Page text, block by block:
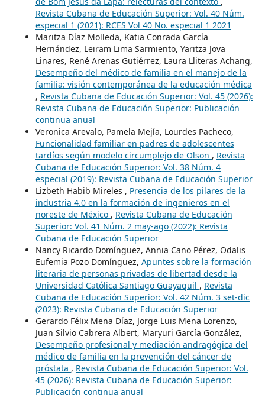
Revista Cubana de Educación Superior: Vol. 40 Núm.
especial 1 (2021): RCES Vol 40 No. especial 1 2021
Maritza Díaz Molleda, Katia Conrada García
Hernández, Leiram Lima Sarmiento, Yaritza Jova
Linares, René Arenas Gutiérrez, Laura Lliteras Achang,
Desempeño del médico de familia en el manejo de la
familia: visión contemporánea de la educación médica
, Revista Cubana de Educación Superior: Vol. 45 (2026):
Revista Cubana de Educación Superior: Publicación
continua anual
Veronica Arevalo, Pamela Mejía, Lourdes Pacheco,
Funcionalidad familiar en padres de adolescentes
tardíos según modelo circumplejo de Olson , Revista
Cubana de Educación Superior: Vol. 38 Núm. 4
especial (2019): Revista Cubana de Educación Superior
Lizbeth Habib Mireles , Presencia de los pilares de la
industria 4.0 en la formación de ingenieros en el
noreste de México , Revista Cubana de Educación
Superior: Vol. 41 Núm. 2 may-ago (2022): Revista
Cubana de Educación Superior
Nancy Ricardo Domínguez, Annia Cano Pérez, Odalis
Eufemia Pozo Domínguez, Apuntes sobre la formación
literaria de personas privadas de libertad desde la
Universidad Católica Santiago Guayaquil , Revista
Cubana de Educación Superior: Vol. 42 Núm. 3 set-dic
(2023): Revista Cubana de Educación Superior
Gerardo Félix Mena Díaz, Jorge Luis Mena Lorenzo,
Juan Silvio Cabrera Albert, Maryuri García González,
Desempeño profesional y mediación andragógica del
médico de familia en la prevención del cáncer de
próstata , Revista Cubana de Educación Superior: Vol.
45 (2026): Revista Cubana de Educación Superior:
Publicación continua anual